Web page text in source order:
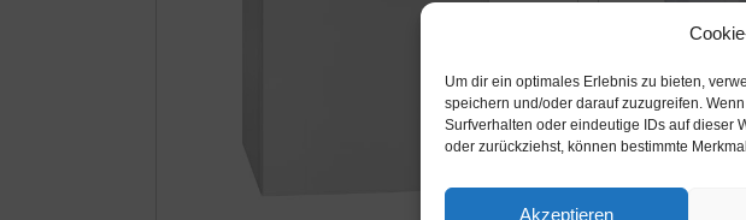
Um dir ein optimales Erlebnis zu bieten,
speichern und/oder darauf zuzugreifen.
Surfverhalten oder eindeutige IDs auf dieser
oder zurückziehst, können bestimmte
Akzeptieren